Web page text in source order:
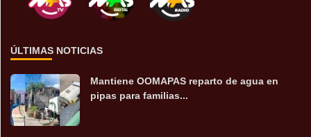
ÚLTIMAS NOTICIAS
Mantiene OOMAPAS reparto de agua en
pipas para familias...